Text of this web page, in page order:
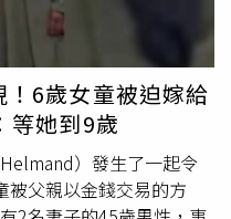
6歲女童被迫嫁給
她到9歲
）發生了一起令
被父親以金錢交易的方